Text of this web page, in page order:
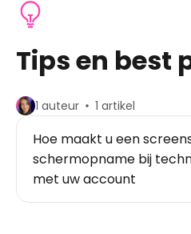
Tips en best
1 auteur 1 artikel
Hoe maakt u een
schermopname bij
met uw account